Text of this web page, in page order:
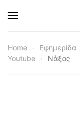
Skip to main
Home Εφημερίδα
Youtube
Νάξος